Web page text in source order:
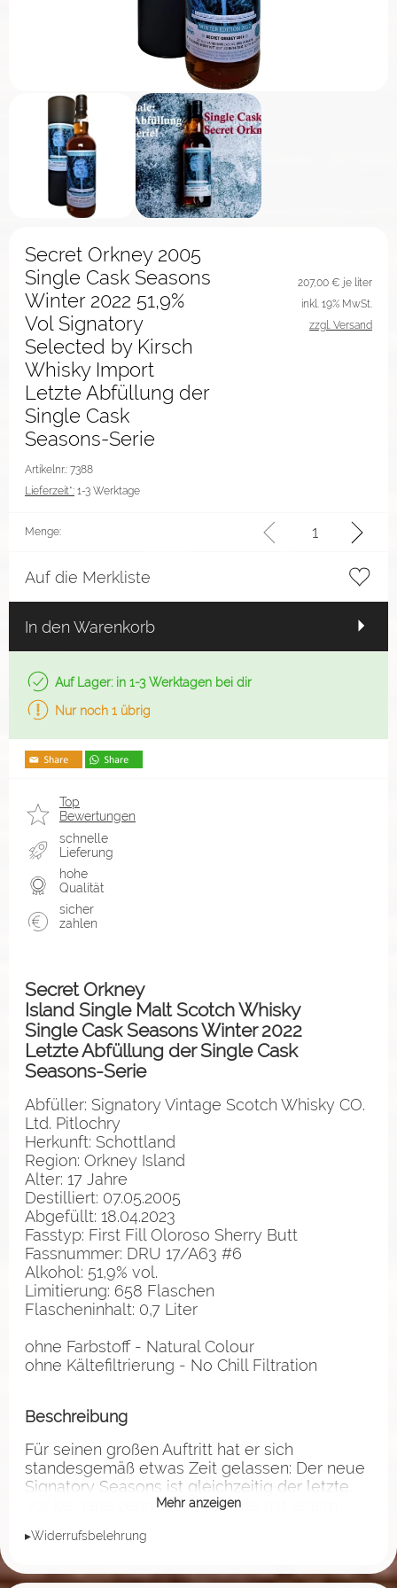
Secret Orkney 2005
Single Cask Seasons
Winter 2022 51,9%
Vol Signatory
Selected by Kirsch
Whisky Import
Letzte Abfüllung der
Single Cask
Seasons-Serie
Artikelnr.: 7388
Lieferzeit*: 1-3 Werktage
207,00 € je liter
inkl. 19% MwSt.
zzgl. Versand
Menge:
Auf die Merkliste
In den Warenkorb
Auf Lager: in 1-3 Werktagen bei dir
Nur noch 1 übrig
Top
Bewertungen
schnelle
Lieferung
hohe
Qualität
sicher
zahlen
Secret Orkney
Island Single Malt Scotch Whisky
Single Cask Seasons Winter 2022
Letzte Abfüllung der Single Cask
Seasons-Serie
Abfüller: Signatory Vintage Scotch Whisky CO.
Ltd. Pitlochry
Herkunft: Schottland
Region: Orkney Island
Alter: 17 Jahre
Destilliert: 07.05.2005
Abgefüllt: 18.04.2023
Fasstyp: First Fill Oloroso Sherry Butt
Fassnummer: DRU 17/A63 #6
Alkohol: 51,9% vol.
Limitierung: 658 Flaschen
Flascheninhalt: 0,7 Liter
ohne Farbstoff - Natural Colour
ohne Kältefiltrierung - No Chill Filtration
Beschreibung
Für seinen großen Auftritt hat er sich
standesgemäß etwas Zeit gelassen: Der neue
Signatory Seasons ist gleichzeitig der letzte.
Vor beinahe zehn Jahren wurde mit einem
Drams gestartet. Über 30 ausgesuchte Single
Vintage wurden in dieser Zeit exklusiv für
Mehr anzeigen
▸Widerrufsbelehrung